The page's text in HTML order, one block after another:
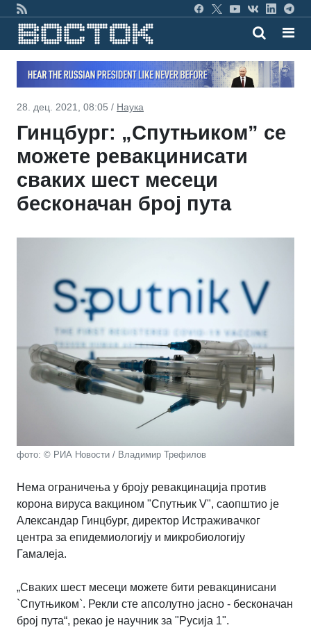
28. дец. 2021, 08:05 / Наука
Гинцбург: „Спутњиком” се
можете ревакцинисати
сваких шест месеци
бесконачан број пута
фото: © РИА Новости / Владимир Трефилов
Нема ограничења у броју ревакцинација против
корона вируса вакцином "Спутњик V", саопштио је
Александар Гинцбург, директор Истраживачког
центра за епидемиологију и микробиологију
Гамалеја.
„Сваких шест месеци можете бити ревакцинисани
`Спутњиком`. Рекли сте апсолутно јасно - бесконачан
број пута“, рекао је научник за "Русија 1".